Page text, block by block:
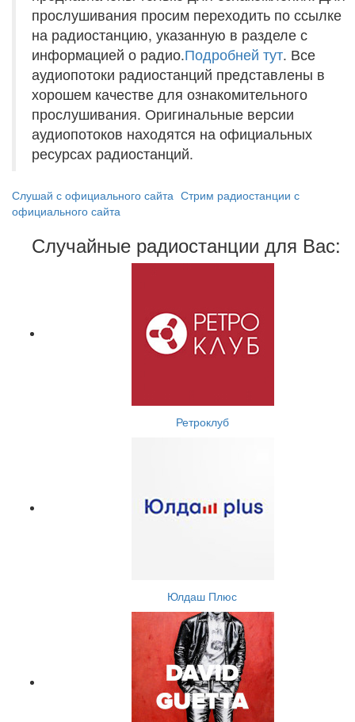
прослушивания просим переходить по ссылке
на радиостанцию, указанную в разделе с
информацией о радио.Подробней тут. Все
аудиопотоки радиостанций представлены в
хорошем качестве для ознакомительного
прослушивания. Оригинальные версии
аудиопотоков находятся на официальных
ресурсах радиостанций.
Слушай с официального сайта Стрим радиостанции с
официального сайта
Случайные радиостанции для Вас:
Ретроклуб
Юлдаш Плюс